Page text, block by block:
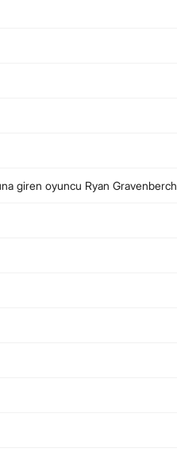
giren oyuncu Ryan Gravenberch